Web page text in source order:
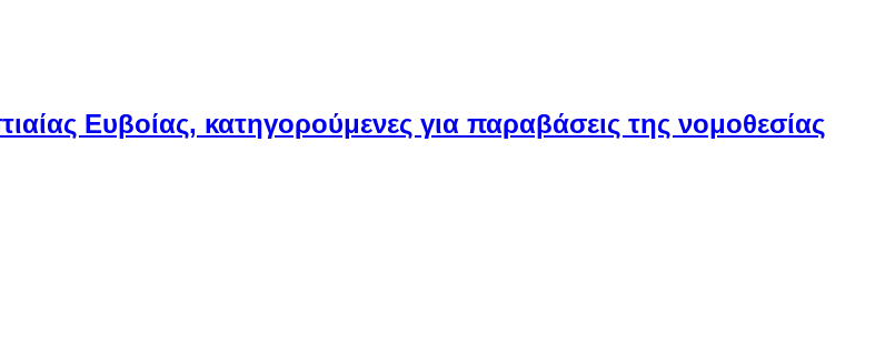
Ευβοίας, κατηγορούμενες για παραβάσεις της νομοθεσίας